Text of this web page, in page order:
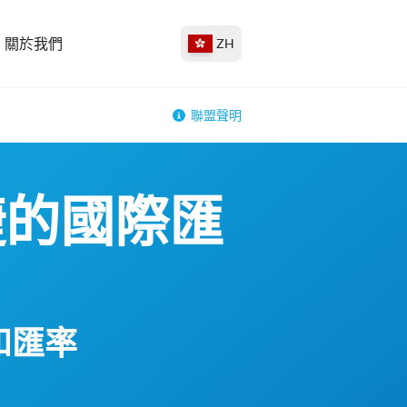
關於我們 ZH
聯盟聲明
國際匯
匯率